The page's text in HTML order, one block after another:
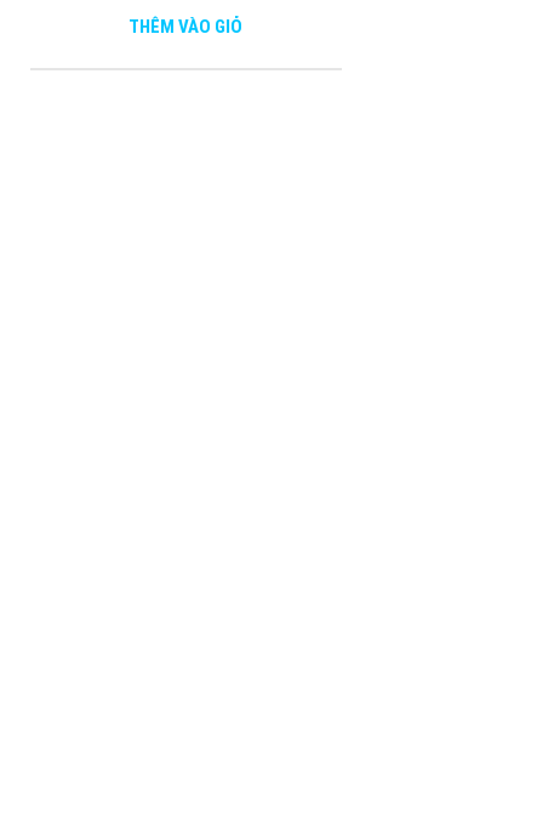
THÊM VÀO GIỎ